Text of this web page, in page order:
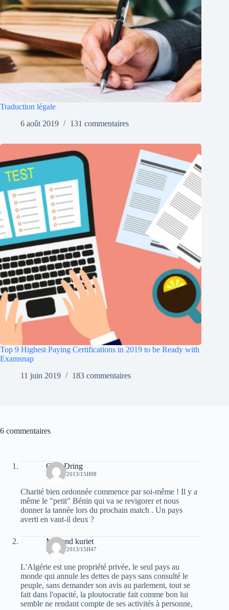
Traduction légale
6 août 2019
131 commentaires
Top 9 Highest Paying Certifications in 2019 to be Ready with
Examsnap
11 juin 2019
183 commentaires
6 commentaires
Guel Dring
29 MAI 2013/15H08
Charité bien ordonnée commence par soi-même ! Il y a
même le "petit" Bénin qui va se revigorer et nous
donner la tannée lors du prochain match . Un pays
averti en vaut-il deux ?
Muhend kuriet
29 MAI 2013/15H47
L'Algérie est une propriété privée, le seul pays au
monde qui annule les dettes de pays sans consulté le
peuple, sans demander son avis au parlement, tout se
fait dans l'opacité, la ploutocratie fait comme bon lui
semble ne rendant compte de ses activités à personne,